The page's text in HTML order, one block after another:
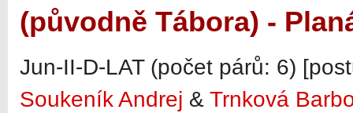
(původně Tábora) -
Jun-II-D-LAT (počet párů: 6)
Soukeník Andrej & Trnková